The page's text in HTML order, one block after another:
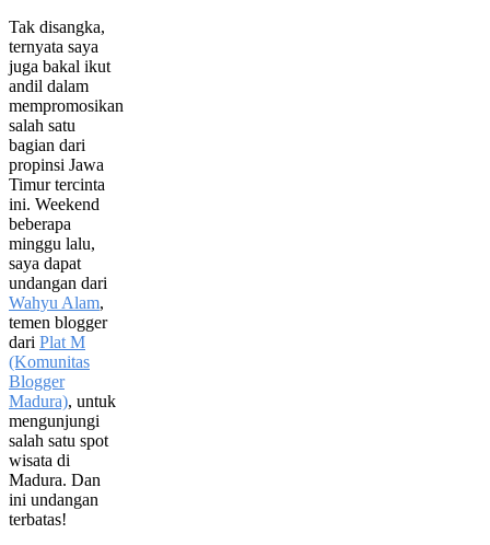
Tak disangka,
ternyata saya
juga bakal ikut
andil dalam
mempromosikan
salah satu
bagian dari
propinsi Jawa
Timur tercinta
ini. Weekend
beberapa
minggu lalu,
saya dapat
undangan dari
Wahyu Alam,
temen blogger
dari Plat M
(Komunitas
Blogger
Madura), untuk
mengunjungi
salah satu spot
wisata di
Madura. Dan
ini undangan
terbatas!